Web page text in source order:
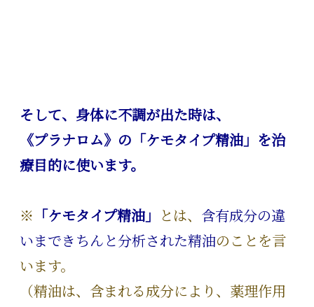
そして、身体に不調が出た時は、
《プラナロム》の「ケモタイプ精油」を治
療目的に使います。
※ 「ケモタイプ精油」 とは、 含有成分の違
いまできちんと分析された精油のことを言
います。
（精油は、含まれる成分により、薬理作用